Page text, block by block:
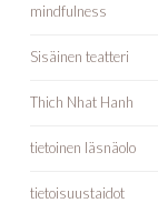
mindfulness
Sisäinen teatteri
Thich Nhat Hanh
tietoinen läsnäolo
tietoisuustaidot